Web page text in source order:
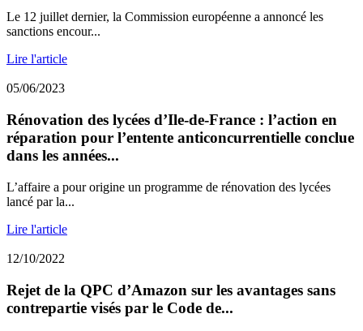
Le 12 juillet dernier, la Commission européenne a annoncé les
sanctions encour...
Lire l'article
05/06/2023
Rénovation des lycées d’Ile-de-France : l’action en
réparation pour l’entente anticoncurrentielle conclue
dans les années...
L’affaire a pour origine un programme de rénovation des lycées
lancé par la...
Lire l'article
12/10/2022
Rejet de la QPC d’Amazon sur les avantages sans
contrepartie visés par le Code de...